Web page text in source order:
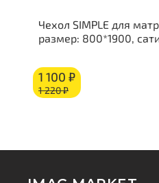
Чехол SIMPLE для
размер: 800*1900,
1 100 ₽
1 220 ₽